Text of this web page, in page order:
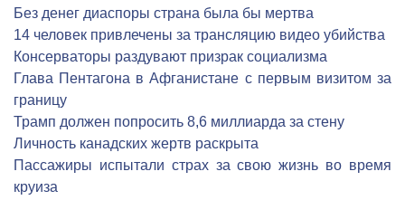
Без денег диаспоры страна была бы мертва
14 человек привлечены за трансляцию видео убийства
Консерваторы раздувают призрак социализма
Глава Пентагона в Афганистане с первым визитом за
границу
Трамп должен попросить 8,6 миллиарда за стену
Личность канадских жертв раскрыта
Пассажиры испытали страх за свою жизнь во время
круиза